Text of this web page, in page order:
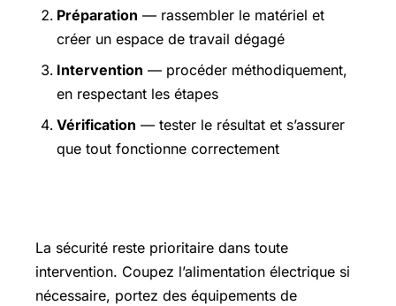
Préparation — rassembler le matériel et
créer un espace de travail dégagé
Intervention — procéder méthodiquement,
en respectant les étapes
Vérification — tester le résultat et s’assurer
que tout fonctionne correctement
La sécurité reste prioritaire dans toute
intervention. Coupez l’alimentation électrique si
nécessaire, portez des équipements de